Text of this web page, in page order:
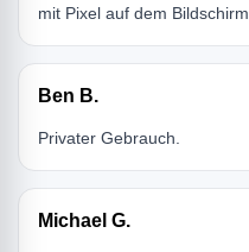
mit Pixel auf dem Bildschirm.
Ben B.
Privater Gebrauch.
Michael G.